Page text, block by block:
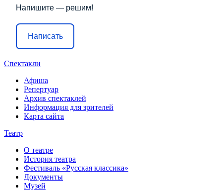
Напишите — решим!
Написать
Спектакли
Афиша
Репертуар
Архив спектаклей
Информация для зрителей
Карта сайта
Театр
О театре
История театра
Фестиваль «Русская классика»
Документы
Музей